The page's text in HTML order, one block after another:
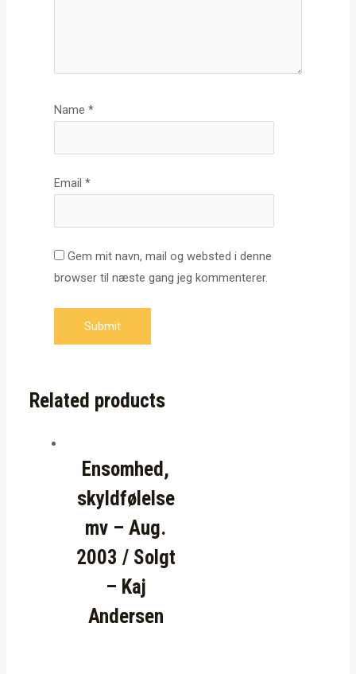
Name*
Email*
Gem mit navn, mail og websted i denne
browser til næste gang jeg kommenterer.
Related products
Ensomhed,
skyldfølelse
mv – Aug.
2003 / Solgt
– Kaj
Andersen